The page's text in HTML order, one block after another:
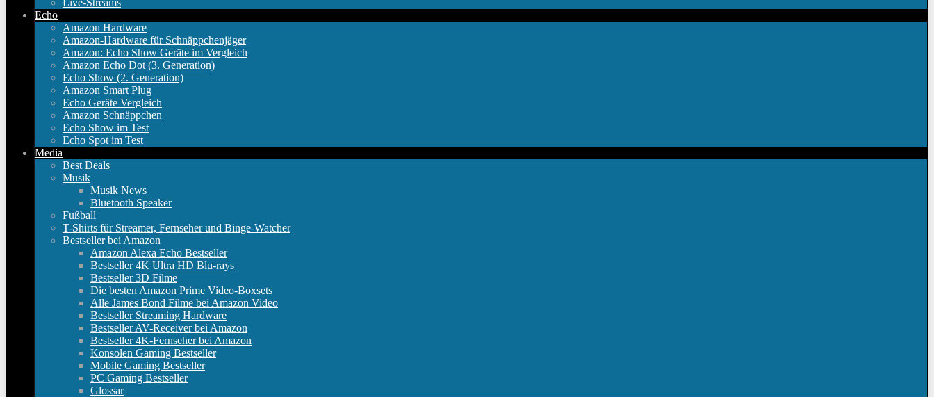
Live-Streams
Echo
Amazon Hardware
Amazon-Hardware für Schnäppchenjäger
Amazon: Echo Show Geräte im Vergleich
Amazon Echo Dot (3. Generation)
Echo Show (2. Generation)
Amazon Smart Plug
Echo Geräte Vergleich
Amazon Schnäppchen
Echo Show im Test
Echo Spot im Test
Media
Best Deals
Musik
Musik News
Bluetooth Speaker
Fußball
T-Shirts für Streamer, Fernseher und Binge-Watcher
Bestseller bei Amazon
Amazon Alexa Echo Bestseller
Bestseller 4K Ultra HD Blu-rays
Bestseller 3D Filme
Die besten Amazon Prime Video-Boxsets
Alle James Bond Filme bei Amazon Video
Bestseller Streaming Hardware
Bestseller AV-Receiver bei Amazon
Bestseller 4K-Fernseher bei Amazon
Konsolen Gaming Bestseller
Mobile Gaming Bestseller
PC Gaming Bestseller
Glossar